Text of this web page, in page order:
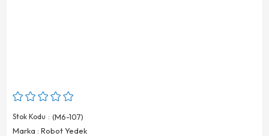
Stok Kodu
(M6-107)
Marka : Robot Yedek